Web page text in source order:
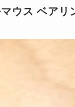
ウス ベア